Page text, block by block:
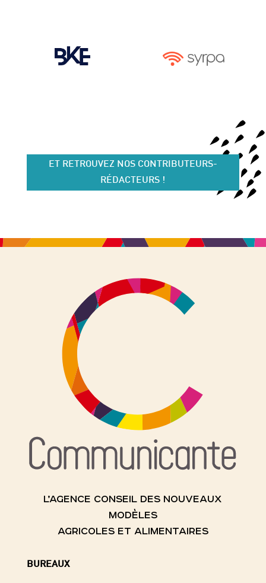
ET RETROUVEZ NOS CONTRIBUTEURS-
RÉDACTEURS !
L’AGENCE CONSEIL DES NOUVEAUX
MODÈLES
AGRICOLES ET ALIMENTAIRES
BUREAUX